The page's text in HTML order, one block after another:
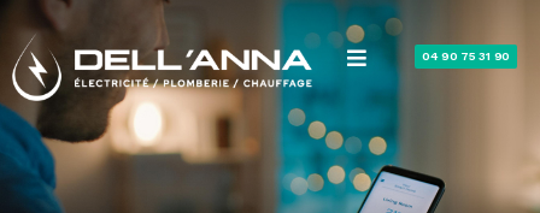
04 90 75 31 90